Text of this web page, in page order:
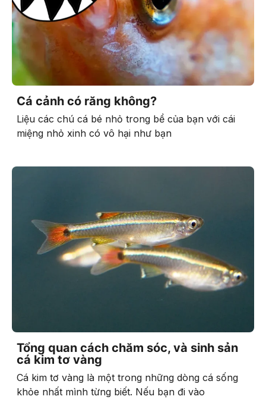
Cá cảnh có răng không?
Liệu các chú cá bé nhỏ trong bể của bạn với cái
miệng nhỏ xinh có vô hại như bạn
Tổng quan cách chăm sóc, và sinh sản
cá kim tơ vàng
Cá kim tơ vàng là một trong những dòng cá sống
khỏe nhất mình từng biết. Nếu bạn đi vào